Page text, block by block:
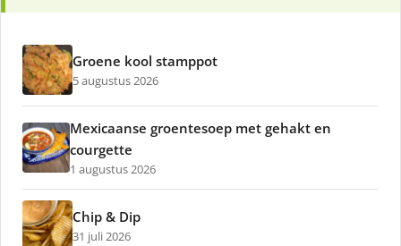
Groene kool stamppot
5 augustus 2026
Mexicaanse groentesoep met gehakt en
courgette
1 augustus 2026
Chip & Dip
31 juli 2026